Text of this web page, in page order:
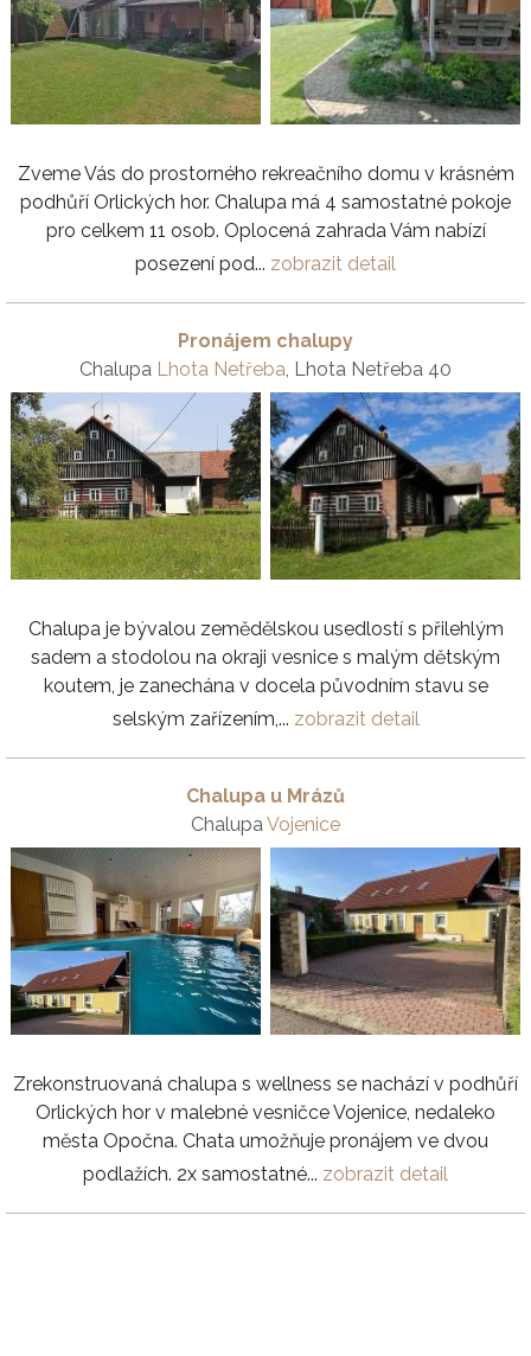
Zveme Vás do prostorného rekreačního domu v krásném
podhůří Orlických hor. Chalupa má 4 samostatné pokoje
pro celkem 11 osob. Oplocená zahrada Vám nabízí
posezení pod... zobrazit detail
Pronájem chalupy
Chalupa Lhota Netřeba, Lhota Netřeba 40
Chalupa je bývalou zemědělskou usedlostí s přilehlým
sadem a stodolou na okraji vesnice s malým dětským
koutem, je zanechána v docela původním stavu se
selským zařízením,... zobrazit detail
Chalupa u Mrázů
ChalupaVojenice
Zrekonstruovaná chalupa s wellness se nachází v podhůří
Orlických hor v malebné vesničce Vojenice, nedaleko
města Opočna. Chata umožňuje pronájem ve dvou
podlažích. 2x samostatné... zobrazit detail